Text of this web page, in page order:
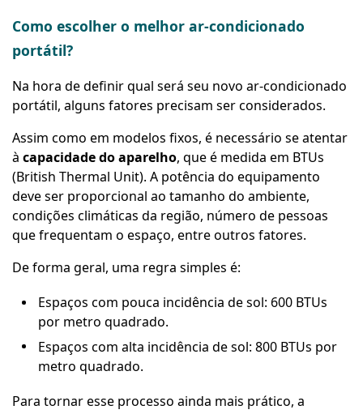
Como escolher o melhor ar-condicionado
portátil?
Na hora de definir qual será seu novo ar-condicionado
portátil, alguns fatores precisam ser considerados.
Assim como em modelos fixos, é necessário se atentar
à capacidade do aparelho, que é medida em BTUs
(British Thermal Unit). A potência do equipamento
deve ser proporcional ao tamanho do ambiente,
condições climáticas da região, número de pessoas
que frequentam o espaço, entre outros fatores.
De forma geral, uma regra simples é:
Espaços com pouca incidência de sol: 600 BTUs
por metro quadrado.
Espaços com alta incidência de sol: 800 BTUs por
metro quadrado.
Para tornar esse processo ainda mais prático, a